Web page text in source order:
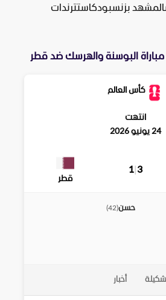
المشهد بزنسبودكاستترندات
البوسنة والهرسك ضدقطر
كأس العالم
انتهت
24 يونيو 2026
3
|
1
قطر
حسن(
42
)
أخبار